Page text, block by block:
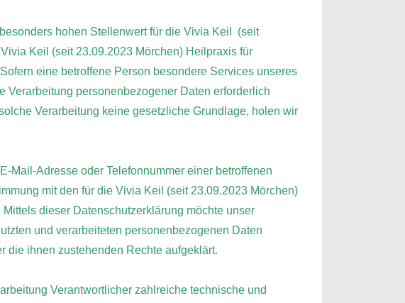
hohen Stellenwert für die Vivia Keil (seit
Keil (seit 23.09.2023 Mörchen) Heilpraxis für
eine betroffene Person besondere Services unseres
Verarbeitung personenbezogener Daten erforderlich
Verarbeitung keine gesetzliche Grundlage, holen wir
Mail-Adresse oder Telefonnummer einer betroffenen
mit den für die Vivia Keil (seit 23.09.2023 Mörchen)
dieser Datenschutzerklärung möchte unser
und verarbeiteten personenbezogenen Daten
die ihnen zustehenden Rechte aufgeklärt.
Verantwortlicher zahlreiche technische und